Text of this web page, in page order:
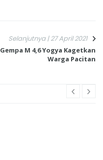
Selanjutnya | 27 April 2021
Gempa M 4,6 Yogya Kagetkan
Warga Pacitan